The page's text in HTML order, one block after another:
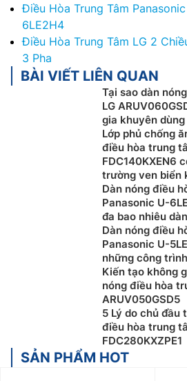
Điều Hòa Trung Tâm
6LE2H4
Điều Hòa Trung Tâm LG 2
3 Pha
BÀI VIẾT LIÊN QUAN
Tại sao dàn
LG
gia khuyên
Lớp phủ chống
điều hòa trung
FDC140KXEN6
trường ven biển
Dàn nóng điều
Panasonic U-
đa bao nhiêu
Dàn nóng điều
Panasonic U-
những công
Kiến tạo không
nóng điều hòa
ARUV050GSD5
5 Lý do chủ đầu
điều hòa trung
FDC280KXZPE1
SẢN PHẨM HOT